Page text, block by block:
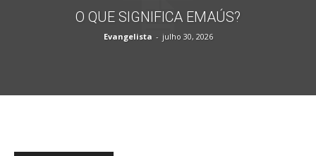
O QUE SIGNIFICA EMAÚS?
Evangelista - julho 30, 2026